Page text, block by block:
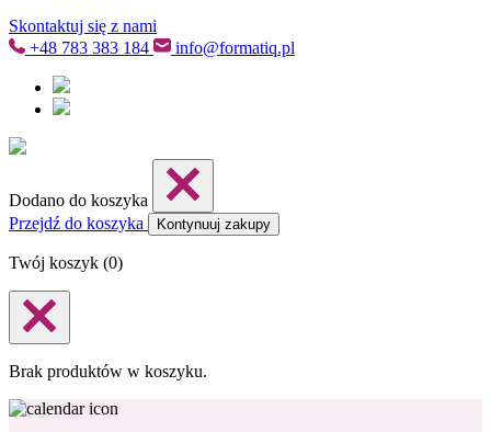
Skontaktuj się z nami
+48783 383 184 info@formatiq.pl
Dodano do koszyka
Przejdź do koszyka
Kontynuuj zakupy
Twój koszyk (0)
Brak produktów w koszyku.